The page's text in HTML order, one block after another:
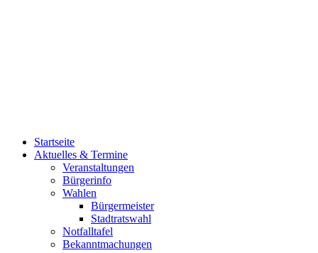
Startseite
Aktuelles & Termine
Veranstaltungen
Bürgerinfo
Wahlen
Bürgermeister
Stadtratswahl
Notfalltafel
Bekanntmachungen